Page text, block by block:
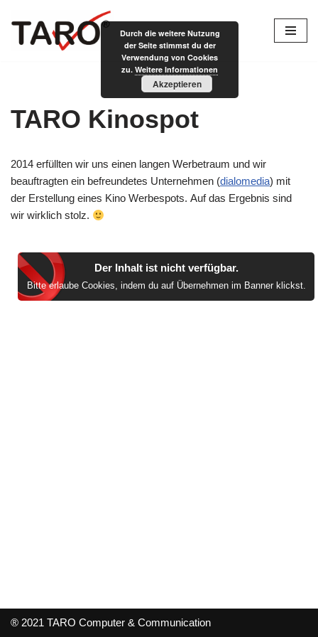
Zum
TARO Kinospot
2014 erfüllten wir uns einen langen Werbetraum und wir
beauftragten ein befreundetes Unternehmen (dialomedia) mit
der Erstellung eines Kino Werbespots. Auf das Ergebnis sind
wir wirklich stolz.
Der Inhalt ist nicht verfügbar.
Bitte erlaube Cookies, indem du auf Übernehmen im Banner klickst.
® 2021 TARO Computer & Communication
Durch die weitere Nutzung
der Seite stimmst du der
Verwendung von Cookies
zu. Weitere Informationen
Akzeptieren